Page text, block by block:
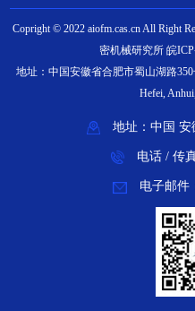
Copright © 2022 aiofm.cas.cn All Right
密机械研究所 皖ICP
地址：中国安徽省合肥市蜀山湖路350
Hefei,
地址：中国 安
电话 / 传
电子邮件